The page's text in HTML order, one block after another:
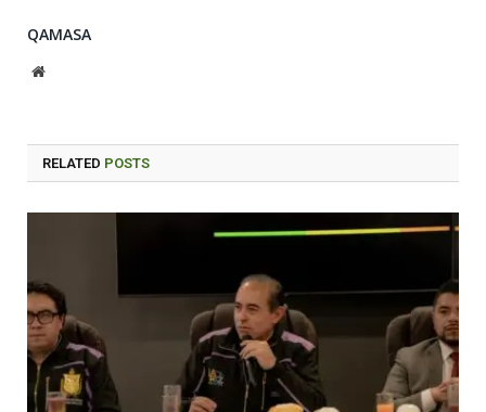
QAMASA
Website
RELATED POSTS